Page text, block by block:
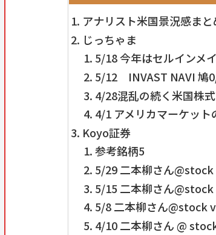
アナリスト米国景況感まと
じっちゃま
5/18 今年はセルイン
5/12 INVAST NAVI 鳩
4/28混乱の続く米国株
4/1 アメリカマーケッ
Koyo証券
参考銘柄5
5/29 二本柳さん
5/15 二本柳さん
5/8 二本柳さん@stock
4/10 二本柳さん @